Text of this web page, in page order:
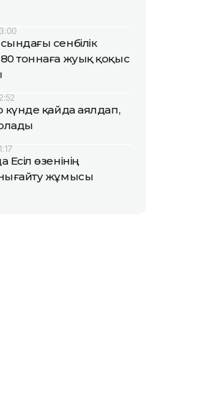
сенбілік
тоннаға жуық қоқыс
күнде қайда аялдап,
өзенінің
жұмысы